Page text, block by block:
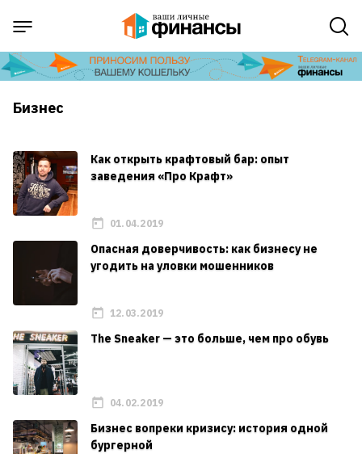
Бизнес
Как открыть крафтовый бар: опыт
заведения «Про Крафт»
01.04.2019
Опасная доверчивость: как бизнесу не
угодить на уловки мошенников
12.03.2019
The Sneaker — это больше, чем про обувь
04.02.2019
Бизнес вопреки кризису: история одной
бургерной